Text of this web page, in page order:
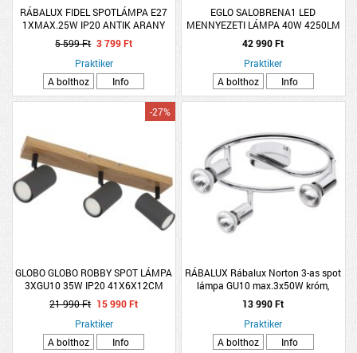
RÁBALUX FIDEL SPOTLÁMPA E27
1XMAX.25W IP20 ANTIK ARANY
5 599 Ft 3 799 Ft
Praktiker
A bolthoz
Info
EGLO SALOBRENA1 LED
MENNYEZETI LÁMPA 40W 4250LM
119,5X10CM 4000K KIEMELŐ
KERETTEL
42 990 Ft
Praktiker
A bolthoz
Info
GLOBO GLOBO ROBBY SPOT LÁMPA
3XGU10 35W IP20 41X6X12CM
MATT FEKETE-GRAFIT
-27%
21 990 Ft 15 990 Ft
Praktiker
A bolthoz
Info
RÁBALUX Rábalux Norton 3-as spot
lámpa GU10 max.3x50W króm,
fényforrás nélkül
13 990 Ft
Praktiker
A bolthoz
Info